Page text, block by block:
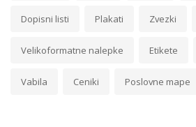
Dopisni listi Plakati Zvezki
Velikoformatne nalepke Etikete
Vabila Ceniki Poslovne mape